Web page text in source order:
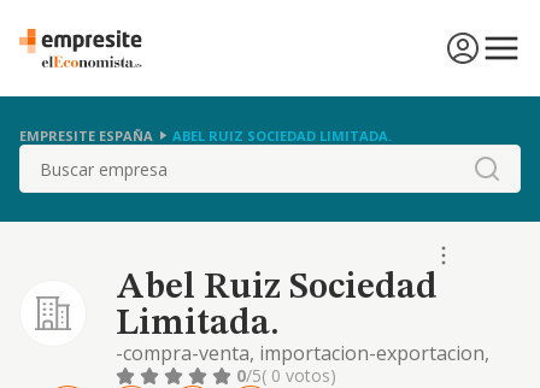
EMPRESITE ESPAÑA ABEL RUIZ SOCIEDAD LIMITADA.
Buscar
Abel Ruiz Sociedad
Limitada.
-compra-venta, importacion-exportacion,
comercio menor y mayor de articulos usados
0/5( 0 votos)